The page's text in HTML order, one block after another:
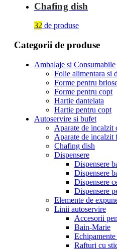
Chafing dish
32 de produse
Categorii de produse
Ambalaje si Consumabile
Folie alimentara si
Forme pentru
Forme pentru copt
Hartie dantelata
Hartie pentru copt
Autoservire si bufet
Aparate de incalzit
Aparate de incalzit
Chafing dish
Dispensere
Dispensere
Dispensere
Dispensere
Dispensere
Elemente de
Linii autoservire
Accesorii
Bain-Marie
Rafturi cu